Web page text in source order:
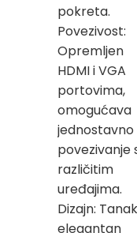
pokreta.
Povezivost:
Opremljen
HDMI i VGA
portovima,
omogućava
jednostavno
povezivanje
različitim
uređajima.
Dizajn:
elegantan